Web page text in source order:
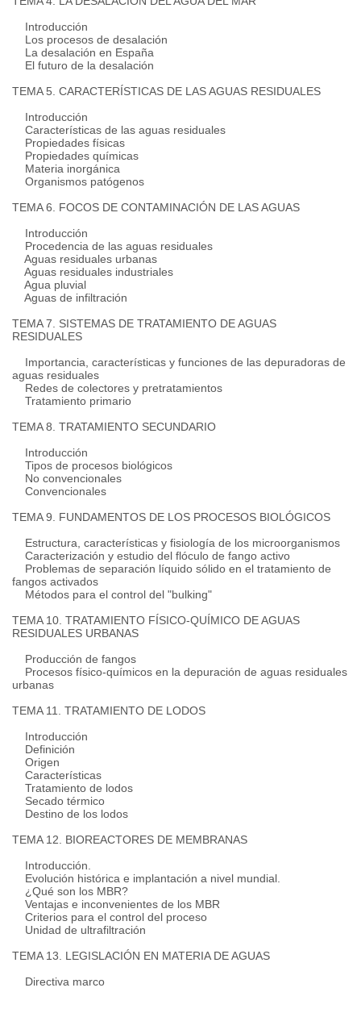
Introducción
Los procesos de desalación
La desalación en España
El futuro de la desalación
TEMA 5. CARACTERÍSTICAS DE LAS AGUAS RESIDUALES
Introducción
Características de las aguas residuales
Propiedades físicas
Propiedades químicas
Materia inorgánica
Organismos patógenos
TEMA 6. FOCOS DE CONTAMINACIÓN DE LAS AGUAS
Introducción
Procedencia de las aguas residuales
Aguas residuales urbanas
Aguas residuales industriales
Agua pluvial
Aguas de infiltración
TEMA 7. SISTEMAS DE TRATAMIENTO DE AGUAS
RESIDUALES
Importancia, características y funciones de las depuradoras de
aguas residuales
Redes de colectores y pretratamientos
Tratamiento primario
TEMA 8. TRATAMIENTO SECUNDARIO
Introducción
Tipos de procesos biológicos
No convencionales
Convencionales
TEMA 9. FUNDAMENTOS DE LOS PROCESOS BIOLÓGICOS
Estructura, características y fisiología de los microorganismos
Caracterización y estudio del flóculo de fango activo
Problemas de separación líquido sólido en el tratamiento de
fangos activados
Métodos para el control del "bulking"
TEMA 10. TRATAMIENTO FÍSICO-QUÍMICO DE AGUAS
RESIDUALES URBANAS
Producción de fangos
Procesos físico-químicos en la depuración de aguas residuales
urbanas
TEMA 11. TRATAMIENTO DE LODOS
Introducción
Definición
Origen
Características
Tratamiento de lodos
Secado térmico
Destino de los lodos
TEMA 12. BIOREACTORES DE MEMBRANAS
Introducción.
Evolución histórica e implantación a nivel mundial.
¿Qué son los MBR?
Ventajas e inconvenientes de los MBR
Criterios para el control del proceso
Unidad de ultrafiltración
TEMA 13. LEGISLACIÓN EN MATERIA DE AGUAS
Directiva marco